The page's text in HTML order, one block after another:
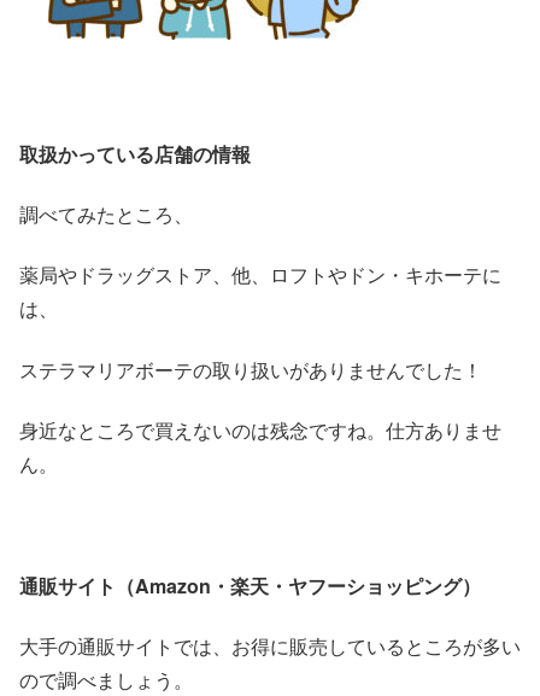
取扱かっている店舗の情報
調べてみたところ、
薬局やドラッグストア、他、ロフトやドン・キホーテに
は、
ステラマリアボーテの取り扱いがありませんでした！
身近なところで買えないのは残念ですね。仕方ありませ
ん。
通販サイト（Amazon・楽天・ヤフーショッピング）
大手の通販サイトでは、お得に販売しているところが多い
ので調べましょう。